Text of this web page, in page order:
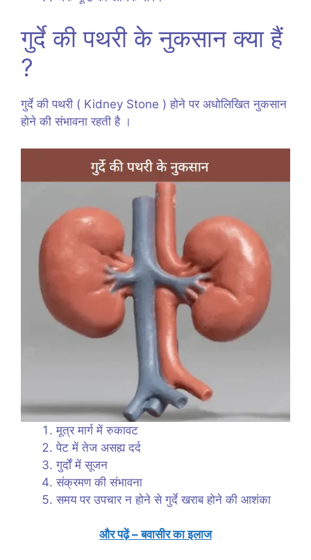
गुर्दे की पथरी के नुकसान क्या हैं
?
गुर्दे की पथरी ( Kidney Stone ) होने पर अधोलिखित नुकसान
होने की संभावना रहती है ।
मूत्र मार्ग में रुकावट
पेट में तेज असह्य दर्द
गुर्दों में सूजन
संक्रमण की संभावना
समय पर उपचार न होने से गुर्दे खराब होने की आशंका
और पढ़ें – बवासीर का इलाज